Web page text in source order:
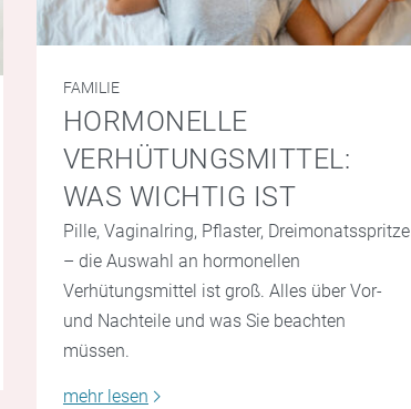
FAMILIE
HORMONELLE
VERHÜTUNGSMITTEL:
WAS WICHTIG IST
Pille, Vaginalring, Pflaster, Dreimonatsspritze
– die Auswahl an hormonellen
Verhütungsmittel ist groß. Alles über Vor-
und Nachteile und was Sie beachten
müssen.
mehr lesen